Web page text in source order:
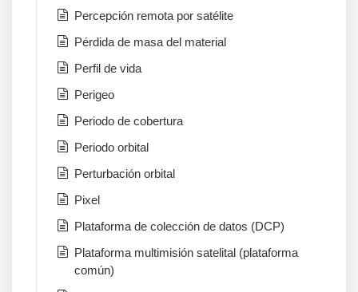
Percepción remota por satélite
Pérdida de masa del material
Perfil de vida
Perigeo
Periodo de cobertura
Periodo orbital
Perturbación orbital
Pixel
Plataforma de colección de datos (DCP)
Plataforma multimisión satelital (plataforma
común)